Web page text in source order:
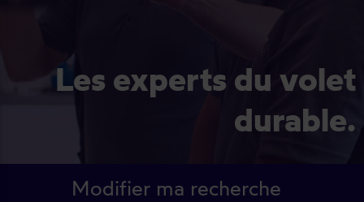
Les experts du volet
durable.
Modifier ma recherche